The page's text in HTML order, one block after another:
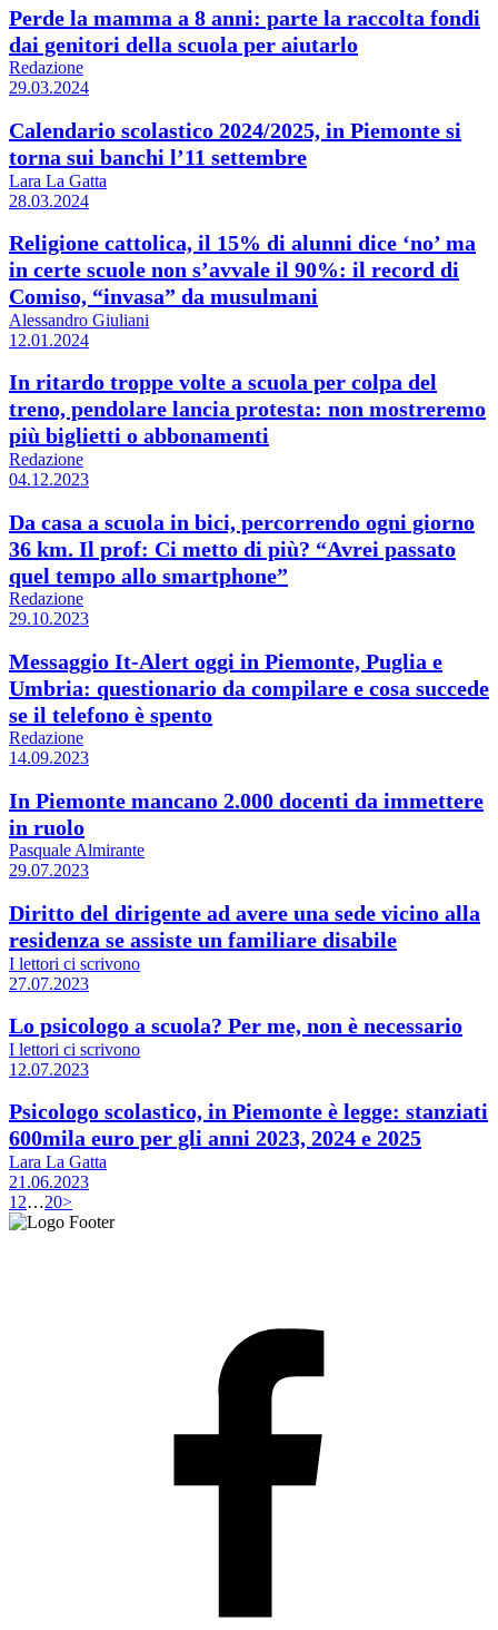
Perde la mamma a 8 anni: parte la raccolta fondi
dai genitori della scuola per aiutarlo
Redazione
29.03.2024
Calendario scolastico 2024/2025, in Piemonte si
torna sui banchi l’11 settembre
Lara La Gatta
28.03.2024
Religione cattolica, il 15% di alunni dice ‘no’ ma
in certe scuole non s’avvale il 90%: il record di
Comiso, “invasa” da musulmani
Alessandro Giuliani
12.01.2024
In ritardo troppe volte a scuola per colpa del
treno, pendolare lancia protesta: non mostreremo
più biglietti o abbonamenti
Redazione
04.12.2023
Da casa a scuola in bici, percorrendo ogni giorno
36 km. Il prof: Ci metto di più? “Avrei passato
quel tempo allo smartphone”
Redazione
29.10.2023
Messaggio It-Alert oggi in Piemonte, Puglia e
Umbria: questionario da compilare e cosa succede
se il telefono è spento
Redazione
14.09.2023
In Piemonte mancano 2.000 docenti da immettere
in ruolo
Pasquale Almirante
29.07.2023
Diritto del dirigente ad avere una sede vicino alla
residenza se assiste un familiare disabile
I lettori ci scrivono
27.07.2023
Lo psicologo a scuola? Per me, non è necessario
I lettori ci scrivono
12.07.2023
Psicologo scolastico, in Piemonte è legge: stanziati
600mila euro per gli anni 2023, 2024 e 2025
Lara La Gatta
21.06.2023
1 2…20>